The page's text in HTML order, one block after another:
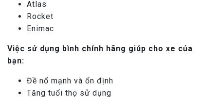
Atlas
Rocket
Enimac
Việc sử dụng bình chính hãng giúp cho xe của
bạn:
Đề nổ mạnh và ổn định
Tăng tuổi thọ sử dụng